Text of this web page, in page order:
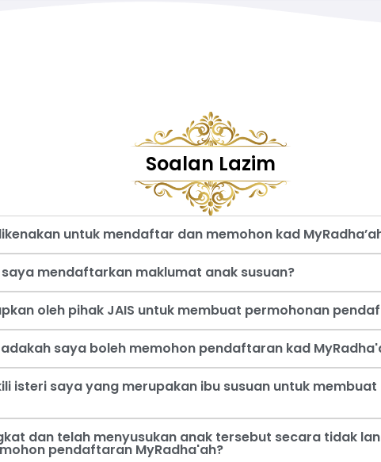
Soalan Lazim
untuk mendaftar dan memohon kad
mendaftarkan maklumat anak susuan?
oleh pihak JAIS untuk membuat permohonan
saya boleh memohon pendaftaran kad
isteri saya yang merupakan ibu susuan untuk
dan telah menyusukan anak tersebut secara tidak
pendaftaran MyRadha'ah?